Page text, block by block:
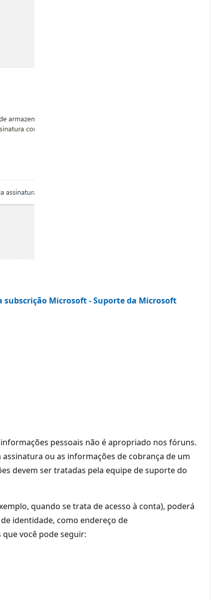
Microsoft - Suporte da Microsoft
pessoais não é apropriado nos fóruns.
ou as informações de cobrança de um
devem ser tratadas pela equipe de suporte do
quando se trata de acesso à conta), poderá
identidade, como endereço de
você pode seguir: